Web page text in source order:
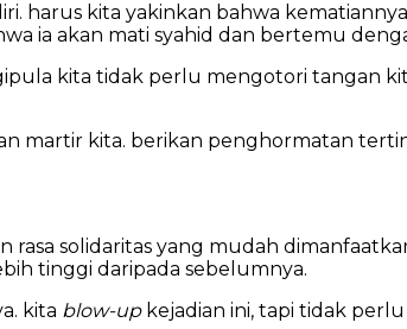
harus kita yakinkan bahwa
ia akan mati syahid dan bertemu
kita tidak perlu mengotori tangan
martir kita. berikan penghormatan
solidaritas yang mudah
tinggi daripada sebelumnya.
kita blow-upkejadian ini, tapi tidak